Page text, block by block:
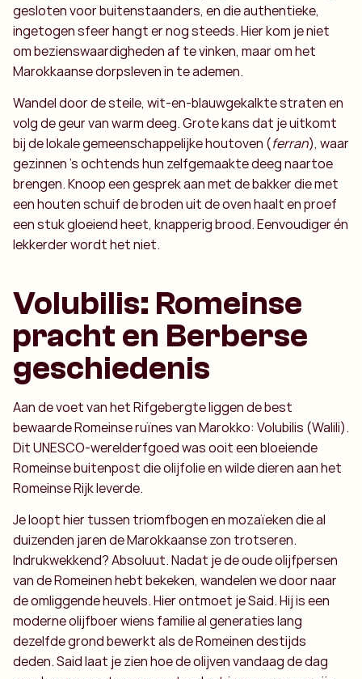
gesloten voor buitenstaanders, en die authentieke,
ingetogen sfeer hangt er nog steeds. Hier kom je niet
om bezienswaardigheden af te vinken, maar om het
Marokkaanse dorpsleven in te ademen.
Wandel door de steile, wit-en-blauwgekalkte straten en
volg de geur van warm deeg. Grote kans dat je uitkomt
bij de lokale gemeenschappelijke houtoven (ferran), waar
gezinnen ’s ochtends hun zelfgemaakte deeg naartoe
brengen. Knoop een gesprek aan met de bakker die met
een houten schuif de broden uit de oven haalt en proef
een stuk gloeiend heet, knapperig brood. Eenvoudiger én
lekkerder wordt het niet.
Volubilis: Romeinse
pracht en Berberse
geschiedenis
Aan de voet van het Rifgebergte liggen de best
bewaarde Romeinse ruïnes van Marokko: Volubilis (Walili).
Dit UNESCO-werelderfgoed was ooit een bloeiende
Romeinse buitenpost die olijfolie en wilde dieren aan het
Romeinse Rijk leverde.
Je loopt hier tussen triomfbogen en mozaïeken die al
duizenden jaren de Marokkaanse zon trotseren.
Indrukwekkend? Absoluut. Nadat je de oude olijfpersen
van de Romeinen hebt bekeken, wandelen we door naar
de omliggende heuvels. Hier ontmoet je Said. Hij is een
moderne olijfboer wiens familie al generaties lang
dezelfde grond bewerkt als de Romeinen destijds
deden. Said laat je zien hoe de olijven vandaag de dag